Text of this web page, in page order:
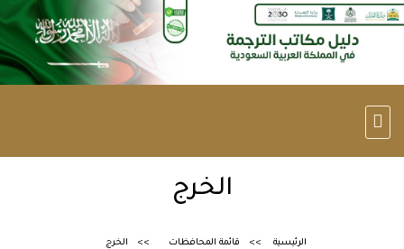
الخرج
الرئيسية قائمة المحافظات الخرج